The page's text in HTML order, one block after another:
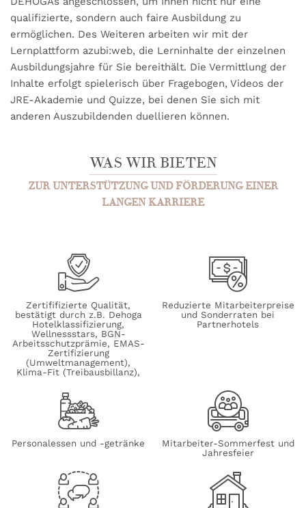
qualifizierte, sondern auch faire Ausbildung zu
ermöglichen. Des Weiteren arbeiten wir mit der
Lernplattform azubi:web, die Lerninhalte der einzelnen
Ausbildungsjahre für Sie bereithält. Die Vermittlung der
Inhalte erfolgt spielerisch über Fragebogen, Videos der
JRE-Akademie und Quizze, bei denen Sie sich mit
anderen Auszubildenden duellieren können.
WAS WIR BIETEN
ZUR UNTERSTÜTZUNG UND FÖRDERUNG EINER
LANGEN KARRIERE
Zertififizierte Qualität,
bestätigt durch z.B. Dehoga
Hotelklassifizierung,
Wellnessstars, BGN-
Arbeitsschutzprämie, EMAS-
Zertifizierung
(Umweltmanagement),
Klima-Fit (Treibausbillanz),
Reduzierte Mitarbeiterpreise
und Sonderraten bei
Partnerhotels
Personalessen und -getränke
Mitarbeiter-Sommerfest und
Jahresfeier